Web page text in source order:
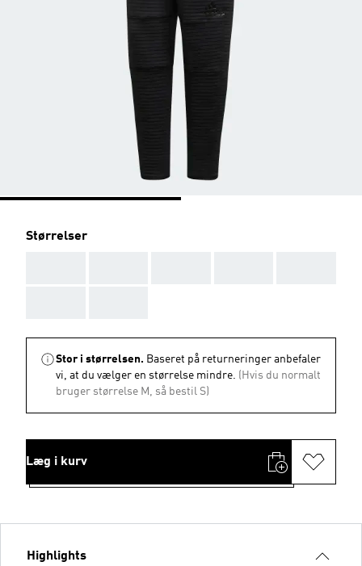
Størrelser
Stor i størrelsen. Baseret på returneringer anbefaler
vi, at du vælger en størrelse mindre. (Hvis du normalt
bruger størrelse M, så bestil S)
Læg i kurv
Highlights